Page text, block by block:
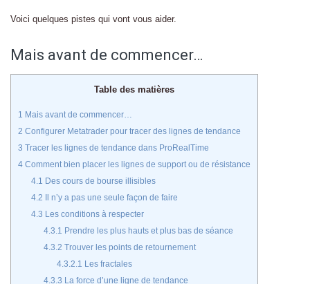
Voici quelques pistes qui vont vous aider.
Mais avant de commencer…
Table des matières
1 Mais avant de commencer…
2 Configurer Metatrader pour tracer des lignes de tendance
3 Tracer les lignes de tendance dans ProRealTime
4 Comment bien placer les lignes de support ou de résistance
4.1 Des cours de bourse illisibles
4.2 Il n’y a pas une seule façon de faire
4.3 Les conditions à respecter
4.3.1 Prendre les plus hauts et plus bas de séance
4.3.2 Trouver les points de retournement
4.3.2.1 Les fractales
4.3.3 La force d’une ligne de tendance